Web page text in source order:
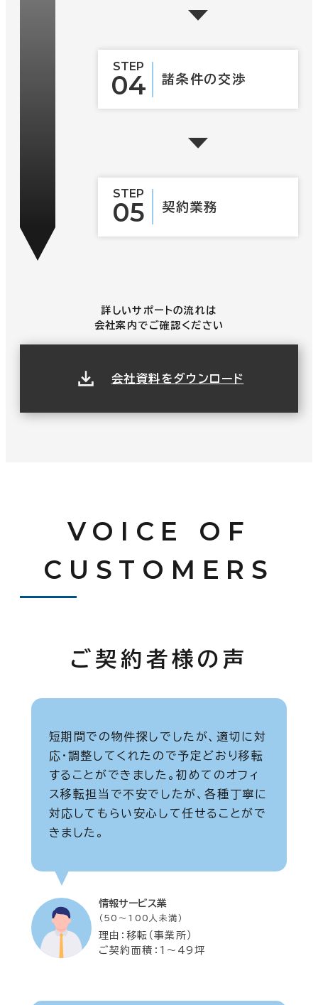
STEP
04 諸条件の 交渉
STEP
05 契約業務
詳しいサポートの流れは
会社案内でご確認ください
会社資料をダウンロード
VOICE OF
CUSTOMERS
ご契約者様の声
短期間での物件探しでしたが、適切に対
応・調整してくれたので予定どおり移転
することができました。初めてのオフィ
ス移転担当で不安でしたが、各種丁寧に
対応してもらい安心して任せることがで
きました。
情報サービス業
（50～100人未満）
理由：移転（事業所）
ご契約面積：1～49坪